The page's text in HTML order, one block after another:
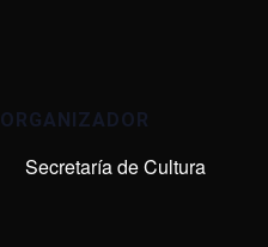
ORGANIZADOR
Secretaría de Cultura